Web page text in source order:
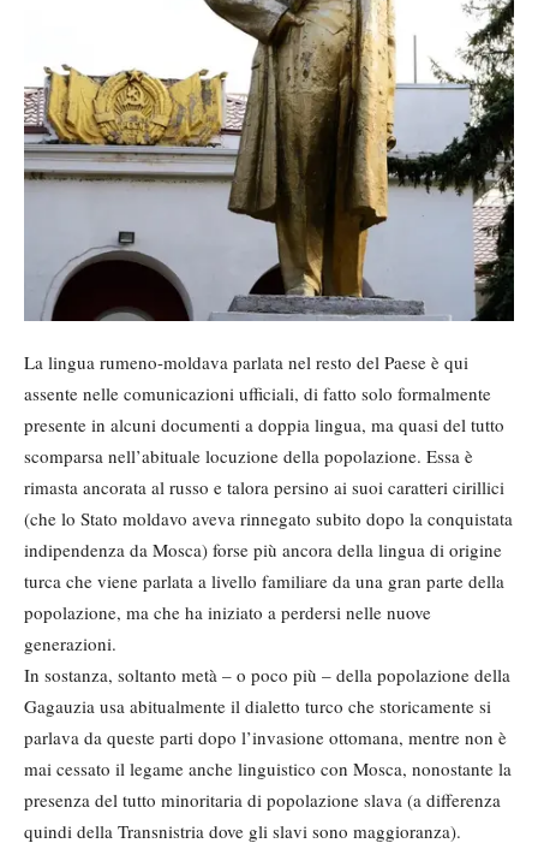
La lingua rumeno-moldava parlata nel resto del Paese è qui
assente nelle comunicazioni ufficiali, di fatto solo formalmente
presente in alcuni documenti a doppia lingua, ma quasi del tutto
scomparsa nell’abituale locuzione della popolazione. Essa è
rimasta ancorata al russo e talora persino ai suoi caratteri cirillici
(che lo Stato moldavo aveva rinnegato subito dopo la conquistata
indipendenza da Mosca) forse più ancora della lingua di origine
turca che viene parlata a livello familiare da una gran parte della
popolazione, ma che ha iniziato a perdersi nelle nuove
generazioni.
In sostanza, soltanto metà – o poco più – della popolazione della
Gagauzia usa abitualmente il dialetto turco che storicamente si
parlava da queste parti dopo l’invasione ottomana, mentre non è
mai cessato il legame anche linguistico con Mosca, nonostante la
presenza del tutto minoritaria di popolazione slava (a differenza
quindi della Transnistria dove gli slavi sono maggioranza).